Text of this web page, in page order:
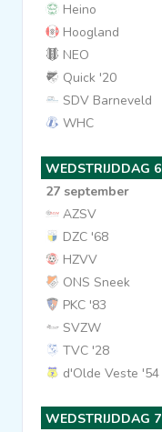
Heino
Hoogland
NEO
Quick '20
SDV Barneveld
WHC
WEDSTRIJDDAG 6
27 september
AZSV
DZC '68
HZVV
ONS Sneek
PKC '83
SVZW
TVC '28
d'Olde Veste '54
WEDSTRIJDDAG 7